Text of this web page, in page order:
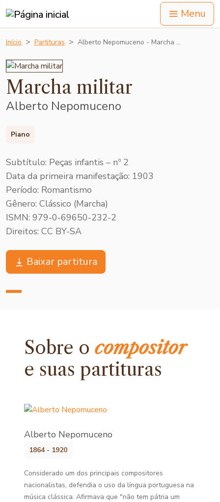
Menu
Início Partituras Alberto Nepomuceno - Marcha …
Marcha militar
Alberto Nepomuceno
Piano
Subtítulo: Peças infantis – nº 2
Data da primeira manifestação: 1903
Período: Romantismo
Gênero: Clássico (Marcha)
ISMN: 979-0-69650-232-2
Direitos: CC BY-SA
Baixar partitura
Sobre ocompositor
e suas partituras
Alberto Nepomuceno
1864 - 1920
Considerado um dos principais compositores
nacionalistas, defendia o uso da língua portuguesa na
música clássica. Afirmava que "não tem pátria um